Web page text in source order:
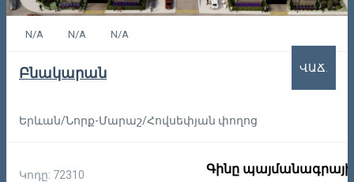
N/A N/A N/A
Բնակարան
Երևան/Նորք-Մարաշ/Հովսեփյան փողոց
Կոդը: 72310 Գինը
ՎԱՃ.